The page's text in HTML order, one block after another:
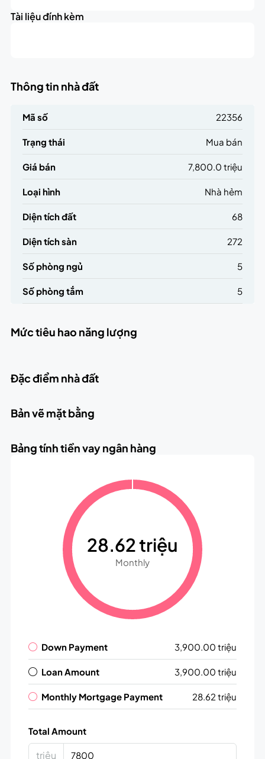
Tài liệu đính kèm
Thông tin nhà đất
Mã số 22356
Trạng thái Mua bán
Giá bán 7,800.0 triệu
Loại hình Nhà hẻm
Diện tích đất 68
Diện tích sàn 272
Số phòng ngủ 5
Số phòng tắm 5
Mức tiêu hao năng lượng
Đặc điểm nhà đất
Bản vẽ mặt bằng
Bảng tính tiền vay ngân hàng
28.62 triệu
Monthly
Down Payment 3,900.00 triệu
Loan Amount 3,900.00 triệu
Monthly Mortgage Payment 28.62 triệu
Total Amount
triệu